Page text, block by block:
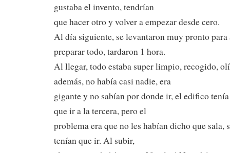
gustaba el invento, tendrían
que hacer otro y volver a empezar desde cero.
Al día siguiente, se levantaron muy pronto
preparar todo, tardaron 1 hora.
Al llegar, todo estaba super limpio, recogido,
además, no había casi nadie, era
gigante y no sabían por donde ir, el edifico
que ir a la tercera, pero el
problema era que no les habían dicho que sala,
tenían que ir. Al subir,